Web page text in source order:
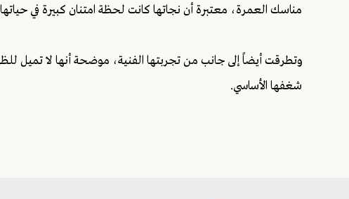
مناسك العمرة، معتبرة أن نجاتها كانت لحظة امتنان كبيرة في
وتطرقت أيضاً إلى جانب من تجربتها الفنية، موضحة أنها لا تميل
شغفها الأساسي.